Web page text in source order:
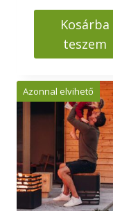
Kosárba
teszem
Azonnal elvihető